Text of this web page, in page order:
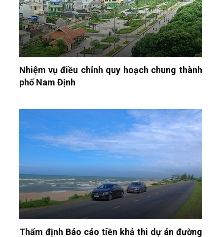
Nhiệm vụ điều chỉnh quy hoạch chung thành
phố Nam Định
Thẩm định Báo cáo tiền khả thi dự án đường